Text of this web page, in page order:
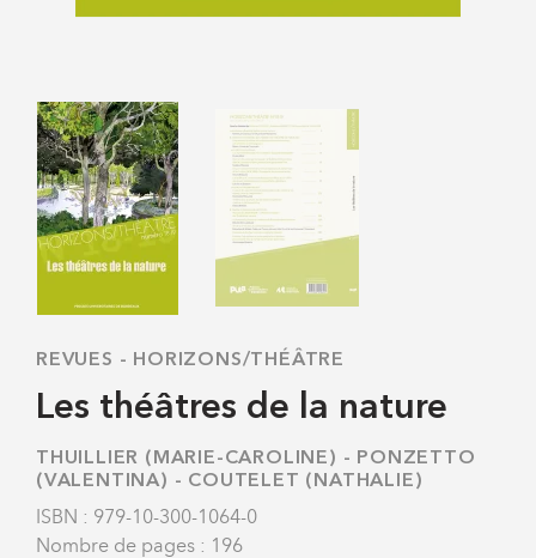
REVUES - HORIZONS/THÉÂTRE
Les théâtres de la nature
THUILLIER (MARIE-CAROLINE) - PONZETTO
(VALENTINA) - COUTELET (NATHALIE)
ISBN : 979-10-300-1064-0
Nombre de pages : 196